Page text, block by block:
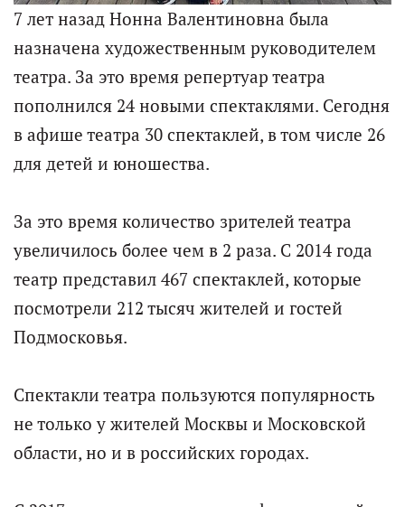
7 лет назад Нонна Валентиновна была
назначена художественным руководителем
театра. За это время репертуар театра
пополнился 24 новыми спектаклями. Сегодня
в афише театра 30 спектаклей, в том числе 26
для детей и юношества.
За это время количество зрителей театра
увеличилось более чем в 2 раза. С 2014 года
театр представил 467 спектаклей, которые
посмотрели 212 тысяч жителей и гостей
Подмосковья.
Спектакли театра пользуются популярность
не только у жителей Москвы и Московской
области, но и в российских городах.